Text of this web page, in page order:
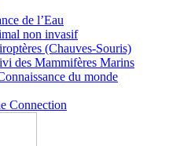
de l’Eau
non invasif
(Chauves-Souris)
des Mammifères Marins
du monde
Connection